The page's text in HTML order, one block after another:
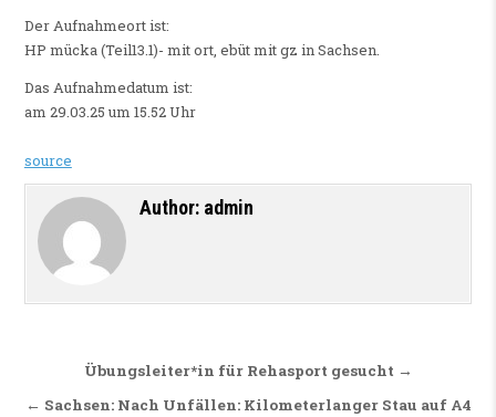
Der Aufnahmeort ist:
HP mücka (Teil13.1)- mit ort, ebüt mit gz in Sachsen.
Das Aufnahmedatum ist:
am 29.03.25 um 15.52 Uhr
source
Author: admin
Beitragsnavigation
Übungsleiter*in für Rehasport gesucht →
← Sachsen: Nach Unfällen: Kilometerlanger Stau auf A4